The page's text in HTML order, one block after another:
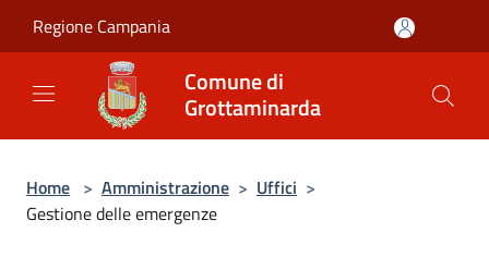
Regione Campania
Comune di
Grottaminarda
Home > Amministrazione > Uffici >
Gestione delle emergenze